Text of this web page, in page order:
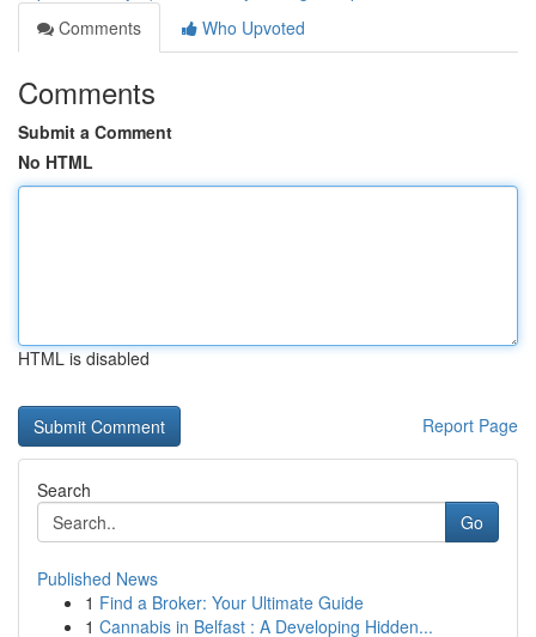
Comments
Who Upvoted
Comments
Submit a Comment
No HTML
HTML is disabled
Report Page
Search
Go
Published News
1 Find a Broker: Your Ultimate Guide
1 Cannabis in Belfast : A Developing Hidden...